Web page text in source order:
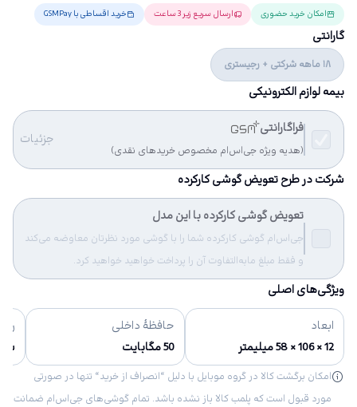
امکان خرید حضوری ارسال سریع زیر 3 ساعت خرید اقساطی با GSMPay
گارانتی
18 ماهه شرکتی + رجیستری
بیمه لوازم الکترونیکی
فراگارانتی
(هدیه ویژه جی‌اس‌ام مخصوص خریدهای نقدی)
جزئیات
شرکت در طرح تعویض گوشی کارکرده
تعویض گوشی کارکرده با این مدل
جی‌اس‌ام گوشی کارکرده شما را با گوشی مورد نظرتان معاوضه می‌کند
و فقط مبلغ مابه‌التفاوت آن را پرداخت خواهید خواهید کرد.
ویژگی‌های اصلی
ابعاد
12 × 106 × 58 میلیمتر
حافظهٔ داخلی
50 مگابایت
امکان برگشت کالا در گروه موبایل با دلیل “انصراف از خرید“ تنها در صورتی
مورد قبول است که پلمب کالا باز نشده باشد. تمام گوشی‌های جی‌اس‌ام ضمانت